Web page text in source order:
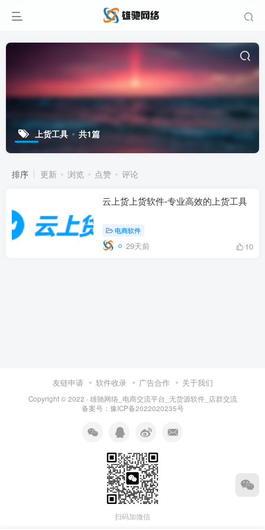
上货工具 共1篇
排序 更新 浏览 点赞 评论
云上货上货软件-专业高效的上货工具
电商软件
29天前 10
友链申请 软件收录 广告合作 关于我们
Copyright © 2022 · 雄驰网络_电商交流平台_无货源软件_店群交流
备案号： 豫ICP备2022020235号
扫码加微信